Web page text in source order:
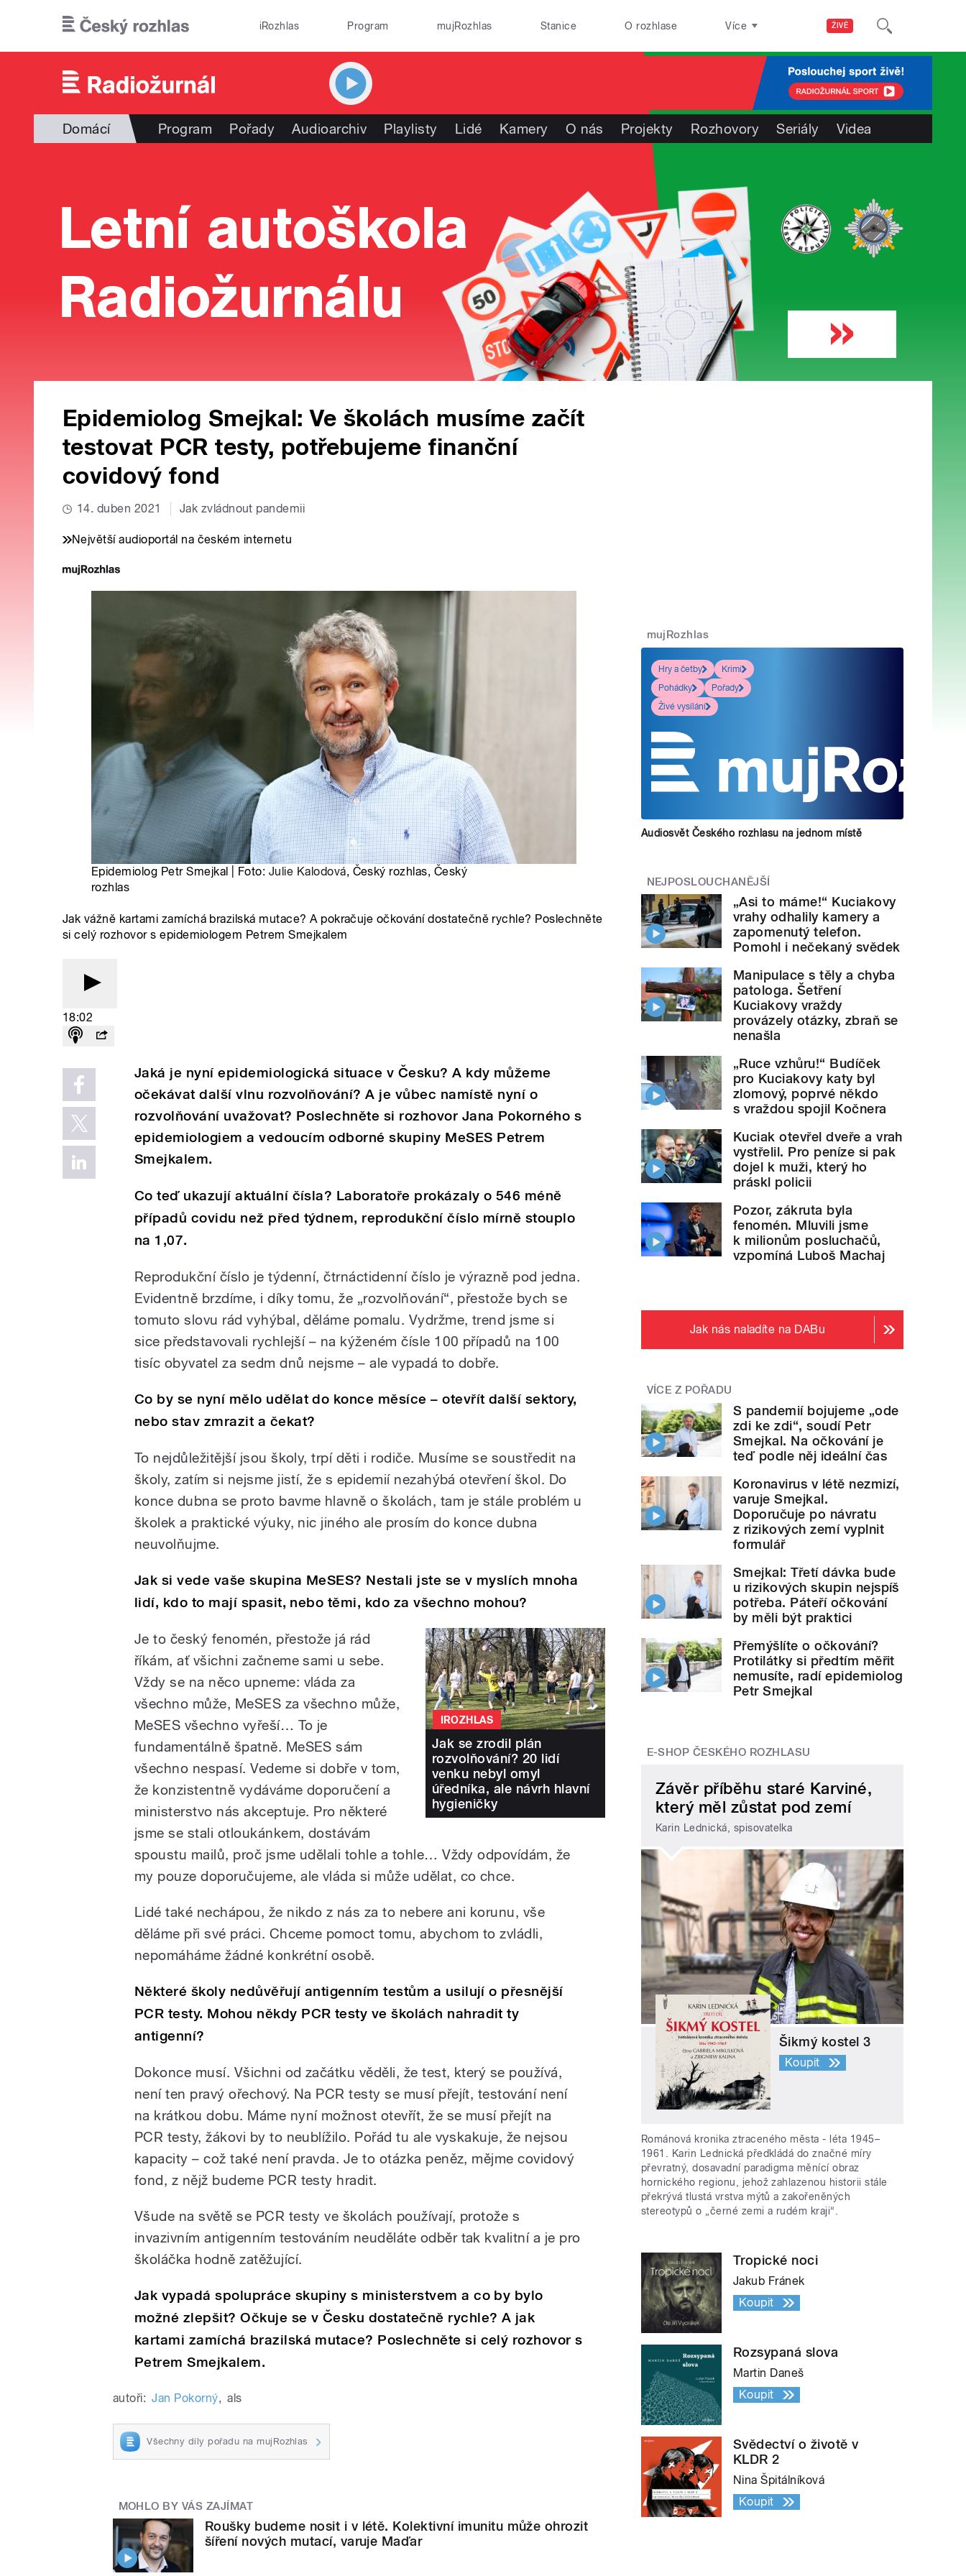
ŽIVĚ
iRozhlas Program mujRozhlas Stanice O rozhlase Více
Domácí Program Pořady Audioarchiv Playlisty Lidé Kamery O nás Projekty Rozhovory Seriály Videa
Epidemiolog Smejkal: Ve školách musíme začít
testovat PCR testy, potřebujeme finanční
covidový fond
14. duben 2021 Jak zvládnout pandemii
Největší audioportál na českém internetu
Epidemiolog Petr Smejkal | Foto: Julie Kalodová, Český rozhlas, Český
rozhlas
Jak vážně kartami zamíchá brazilská mutace? A pokračuje očkování dostatečně rychle? Poslechněte
si celý rozhovor s epidemiologem Petrem Smejkalem
18:02
Jaká je nyní epidemiologická situace v Česku? A kdy můžeme
očekávat další vlnu rozvolňování? A je vůbec namístě nyní o
rozvolňování uvažovat? Poslechněte si rozhovor Jana Pokorného s
epidemiologiem a vedoucím odborné skupiny MeSES Petrem
Smejkalem.
Co teď ukazují aktuální čísla? Laboratoře prokázaly o 546 méně
případů covidu než před týdnem, reprodukční číslo mírně stouplo
na 1,07.
Reprodukční číslo je týdenní, čtrnáctidenní číslo je výrazně pod jedna.
Evidentně brzdíme, i díky tomu, že „rozvolňování“, přestože bych se
tomuto slovu rád vyhýbal, děláme pomalu. Vydržme, trend jsme si
sice představovali rychlejší – na kýženém čísle 100 případů na 100
tisíc obyvatel za sedm dnů nejsme – ale vypadá to dobře.
Co by se nyní mělo udělat do konce měsíce – otevřít další sektory,
nebo stav zmrazit a čekat?
To nejdůležitější jsou školy, trpí děti i rodiče. Musíme se soustředit na
školy, zatím si nejsme jistí, že s epidemií nezahýbá otevření škol. Do
konce dubna se proto bavme hlavně o školách, tam je stále problém u
školek a praktické výuky, nic jiného ale prosím do konce dubna
neuvolňujme.
Jak si vede vaše skupina MeSES? Nestali jste se v myslích mnoha
lidí, kdo to mají spasit, nebo těmi, kdo za všechno mohou?
IROZHLAS
Jak se zrodil plán
rozvolňování? 20 lidí
venku nebyl omyl
úředníka, ale návrh hlavní
hygieničky
Je to český fenomén, přestože já rád
říkám, ať všichni začneme sami u sebe.
Vždy se na něco upneme: vláda za
všechno může, MeSES za všechno může,
MeSES všechno vyřeší… To je
fundamentálně špatně. MeSES sám
všechno nespasí. Vedeme si dobře v tom,
že konzistentně vydáváme doporučení a
ministerstvo nás akceptuje. Pro některé
jsme se stali otloukánkem, dostávám
spoustu mailů, proč jsme udělali tohle a tohle… Vždy odpovídám, že
my pouze doporučujeme, ale vláda si může udělat, co chce.
Lidé také nechápou, že nikdo z nás za to nebere ani korunu, vše
děláme při své práci. Chceme pomoct tomu, abychom to zvládli,
nepomáháme žádné konkrétní osobě.
Některé školy nedůvěřují antigenním testům a usilují o přesnější
PCR testy. Mohou někdy PCR testy ve školách nahradit ty
antigenní?
Dokonce musí. Všichni od začátku věděli, že test, který se používá,
není ten pravý ořechový. Na PCR testy se musí přejít, testování není
na krátkou dobu. Máme nyní možnost otevřít, že se musí přejít na
PCR testy, žákovi by to neublížilo. Pořád tu ale vyskakuje, že nejsou
kapacity – což také není pravda. Je to otázka peněz, mějme covidový
fond, z nějž budeme PCR testy hradit.
Všude na světě se PCR testy ve školách používají, protože s
invazivním antigenním testováním neuděláte odběr tak kvalitní a je pro
školáčka hodně zatěžující.
Jak vypadá spolupráce skupiny s ministerstvem a co by bylo
možné zlepšit? Očkuje se v Česku dostatečně rychle? A jak
kartami zamíchá brazilská mutace? Poslechněte si celý rozhovor s
Petrem Smejkalem.
autoři: Jan Pokorný, als
Všechny díly pořadu na mujRozhlas
MOHLO BY VÁS ZAJÍMAT
Roušky budeme nosit i v létě. Kolektivní imunitu může ohrozit
šíření nových mutací, varuje Maďar
mujRozhlas
Hry a četby
Krimi
Pohádky
Pořady
Živé vysílání
Audiosvět Českého rozhlasu na jednom místě
NEJPOSLOUCHANĚJŠÍ
„Asi to máme!“ Kuciakovy
vrahy odhalily kamery a
zapomenutý telefon.
Pomohl i nečekaný svědek
Manipulace s těly a chyba
patologa. Šetření
Kuciakovy vraždy
provázely otázky, zbraň se
nenašla
„Ruce vzhůru!“ Budíček
pro Kuciakovy katy byl
zlomový, poprvé někdo
s vraždou spojil Kočnera
Kuciak otevřel dveře a vrah
vystřelil. Pro peníze si pak
dojel k muži, který ho
práskl policii
Pozor, zákruta byla
fenomén. Mluvili jsme
k milionům posluchačů,
vzpomíná Luboš Machaj
Jak nás naladíte na DABu
VÍCE Z POŘADU
S pandemií bojujeme „ode
zdi ke zdi“, soudí Petr
Smejkal. Na očkování je
teď podle něj ideální čas
Koronavirus v létě nezmizí,
varuje Smejkal.
Doporučuje po návratu
z rizikových zemí vyplnit
formulář
Smejkal: Třetí dávka bude
u rizikových skupin nejspíš
potřeba. Páteří očkování
by měli být praktici
Přemýšlíte o očkování?
Protilátky si předtím měřit
nemusíte, radí epidemiolog
Petr Smejkal
E-SHOP ČESKÉHO ROZHLASU
Závěr příběhu staré Karviné,
který měl zůstat pod zemí
Karin Lednická, spisovatelka
Šikmý kostel 3
Koupit
Románová kronika ztraceného města - léta 1945–
1961. Karin Lednická předkládá do značné míry
převratný, dosavadní paradigma měnící obraz
hornického regionu, jehož zahlazenou historii stále
překrývá tlustá vrstva mýtů a zakořeněných
stereotypů o „černé zemi a rudém kraji“.
Tropické noci
Jakub Fránek
Koupit
Rozsypaná slova
Martin Daneš
Koupit
Svědectví o životě v
KLDR 2
Nina Špitálníková
Koupit